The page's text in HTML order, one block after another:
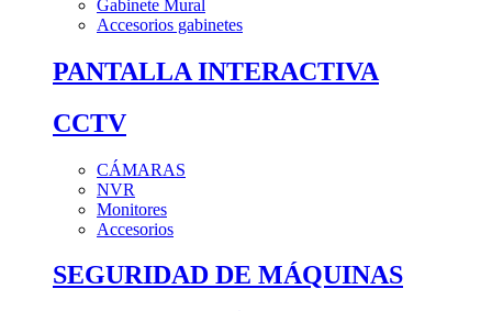
Gabinete Mural
Accesorios gabinetes
PANTALLA INTERACTIVA
CCTV
CÁMARAS
NVR
Monitores
Accesorios
SEGURIDAD DE MÁQUINAS